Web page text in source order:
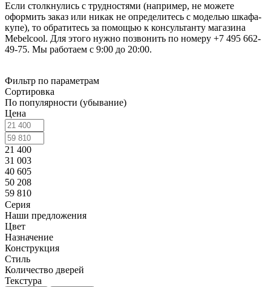
Если столкнулись с трудностями (например, не можете
оформить заказ или никак не определитесь с моделью шкафа-
купе), то обратитесь за помощью к консультанту магазина
Mebelcool. Для этого нужно позвонить по номеру +7 495 662-
49-75. Мы работаем с 9:00 до 20:00.
Фильтр по параметрам
Сортировка
По популярности (убывание)
Цена
21 400
31 003
40 605
50 208
59 810
Серия
Наши предложения
Цвет
Назначение
Конструкция
Стиль
Количество дверей
Текстура